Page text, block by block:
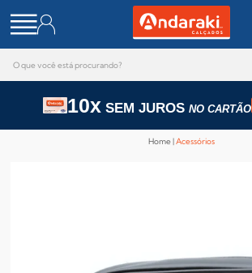
10x SEM JUROS NO CARTÃO
Home Acessórios